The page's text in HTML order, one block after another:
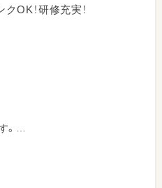
OK！研修充実！
。
の実施